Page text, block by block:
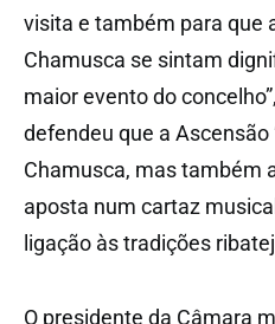
visita e também para que
Chamusca se sintam
maior evento do
defendeu que a Ascensão
Chamusca, mas também
aposta num cartaz
ligação às tradições
O presidente da Câmara